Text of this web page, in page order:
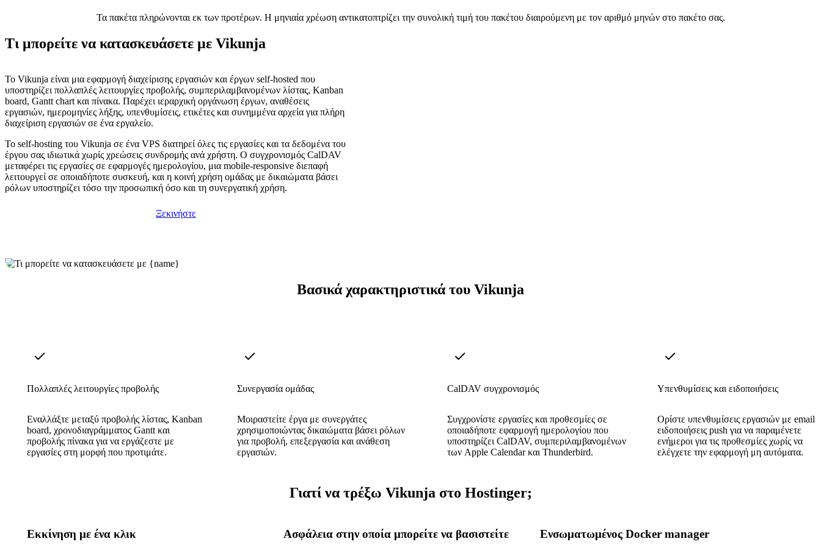
Τα πακέτα πληρώνονται εκ των προτέρων. Η μηνιαία χρέωση αντικατοπτρίζει την συνολική τιμή του πακέτου διαιρούμενη με τον αριθμό μηνών στο πακέτο σας.
Τι μπορείτε να κατασκευάσετε με Vikunja
Το Vikunja είναι μια εφαρμογή διαχείρισης εργασιών και έργων self-hosted που
υποστηρίζει πολλαπλές λειτουργίες προβολής, συμπεριλαμβανομένων λίστας, Kanban
board, Gantt chart και πίνακα. Παρέχει ιεραρχική οργάνωση έργων, αναθέσεις
εργασιών, ημερομηνίες λήξης, υπενθυμίσεις, ετικέτες και συνημμένα αρχεία για πλήρη
διαχείριση εργασιών σε ένα εργαλείο.
Το self-hosting του Vikunja σε ένα VPS διατηρεί όλες τις εργασίες και τα δεδομένα του
έργου σας ιδιωτικά χωρίς χρεώσεις συνδρομής ανά χρήστη. Ο συγχρονισμός CalDAV
μεταφέρει τις εργασίες σε εφαρμογές ημερολογίου, μια mobile-responsive διεπαφή
λειτουργεί σε οποιαδήποτε συσκευή, και η κοινή χρήση ομάδας με δικαιώματα βάσει
ρόλων υποστηρίζει τόσο την προσωπική όσο και τη συνεργατική χρήση.
Ξεκινήστε
Βασικά χαρακτηριστικά του Vikunja
Πολλαπλές λειτουργίες προβολής
Εναλλάξτε μεταξύ προβολής λίστας, Kanban
board, χρονοδιαγράμματος Gantt και
προβολής πίνακα για να εργάζεστε με
εργασίες στη μορφή που προτιμάτε.
Συνεργασία ομάδας
Μοιραστείτε έργα με συνεργάτες
χρησιμοποιώντας δικαιώματα βάσει ρόλων
για προβολή, επεξεργασία και ανάθεση
εργασιών.
CalDAV συγχρονισμός
Συγχρονίστε εργασίες και προθεσμίες σε
οποιαδήποτε εφαρμογή ημερολογίου που
υποστηρίζει CalDAV, συμπεριλαμβανομένων
των Apple Calendar και Thunderbird.
Υπενθυμίσεις και ειδοποιήσεις
Ορίστε υπενθυμίσεις εργασιών με email
ειδοποιήσεις push για να παραμένετε
ενήμεροι για τις προθεσμίες χωρίς να
ελέγχετε την εφαρμογή μη αυτόματα.
Γιατί να τρέξω Vikunja στο Hostinger;
Εκκίνηση με ένα κλικ Ασφάλεια στην οποία μπορείτε να βασιστείτε Ενσωματωμένος Docker manager